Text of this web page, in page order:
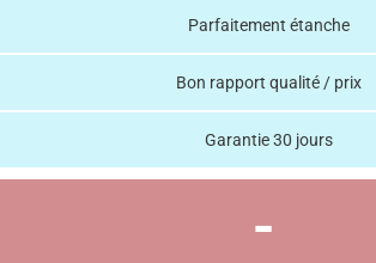
Parfaitement étanche
Bon rapport qualité / prix
Garantie 30 jours
-